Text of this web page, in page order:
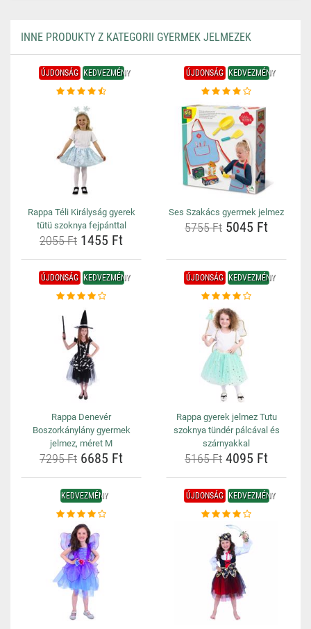
INNE PRODUKTY Z KATEGORII GYERMEK JELMEZEK
ÚJDONSÁG KEDVEZMÉNY
Rappa Téli Királyság gyerek
tütü szoknya fejpánttal
2055 Ft 1455 Ft
ÚJDONSÁG KEDVEZMÉNY
Ses Szakács gyermek jelmez
5755 Ft 5045 Ft
ÚJDONSÁG KEDVEZMÉNY
Rappa Denevér
Boszorkánylány gyermek
jelmez, méret M
7295 Ft 6685 Ft
ÚJDONSÁG KEDVEZMÉNY
Rappa gyerek jelmez Tutu
szoknya tündér pálcával és
szárnyakkal
5165 Ft 4095 Ft
KEDVEZMÉNY ÚJDONSÁG KEDVEZMÉNY